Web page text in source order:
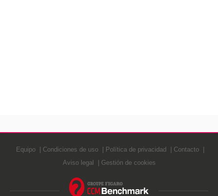
Equipo Condiciones de uso Política de privacidad
Contacto
Aviso legal
Gestión de cookies